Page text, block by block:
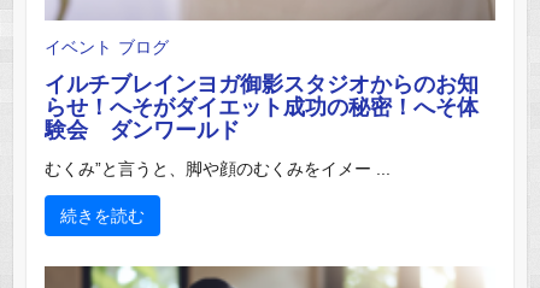
イベント ブログ
イルチブレインヨガ御影スタジオからのお知
らせ！へそがダイエット成功の秘密！へそ体
験会 ダンワールド
むくみ”と言うと、脚や顔のむくみをイメー ...
続きを読む